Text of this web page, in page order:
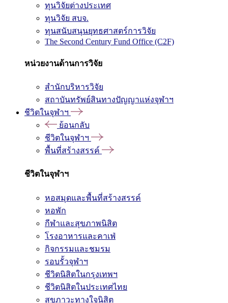
ทุนวิจัยต่างประเทศ
ทุนวิจัย สบจ.
ทุนสนับสนุนยุทธศาสตร์การวิจัย
The Second Century Fund Office (C2F)
หน่วยงานด้านการวิจัย
สำนักบริหารวิจัย
สถาบันทรัพย์สินทางปัญญาแห่งจุฬาฯ
ชีวิตในจุฬาฯ
ย้อนกลับ
ชีวิตในจุฬาฯ
พื้นที่สร้างสรรค์
ชีวิตในจุฬาฯ
หอสมุดและพื้นที่สร้างสรรค์
หอพัก
กีฬาและสุขภาพนิสิต
โรงอาหารและคาเฟ่
กิจกรรมและชมรม
รอบรั้วจุฬาฯ
ชีวิตนิสิตในกรุงเทพฯ
ชีวิตนิสิตในประเทศไทย
สุขภาวะทางใจนิสิต